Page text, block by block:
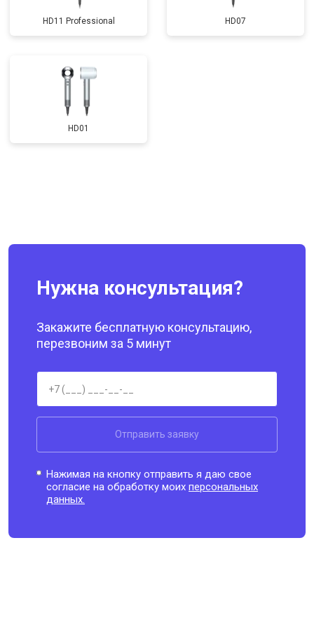
HD11 Professional HD07
HD01
Нужна консультация?
Закажите бесплатную консультацию,
перезвоним за 5 минут
Отправить заявку
Нажимая на кнопку отправить я даю свое
согласие на обработку моихперсональных
данных.